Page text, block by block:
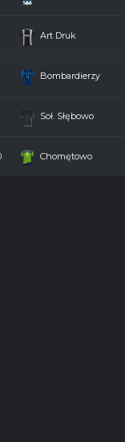
Art Druk
Bombardierzy
Soł. Słębowo
Chomętowo